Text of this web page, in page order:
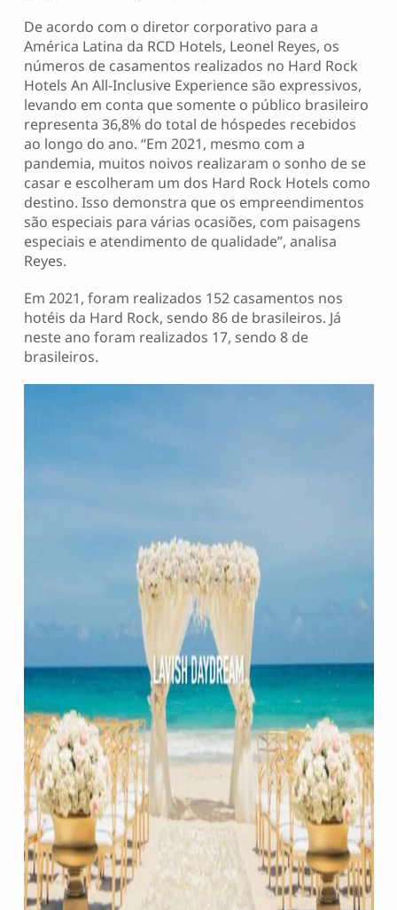
De acordo com o diretor corporativo para a
América Latina da RCD Hotels, Leonel Reyes, os
números de casamentos realizados no Hard Rock
Hotels An All-Inclusive Experience são expressivos,
levando em conta que somente o público brasileiro
representa 36,8% do total de hóspedes recebidos
ao longo do ano. “Em 2021, mesmo com a
pandemia, muitos noivos realizaram o sonho de se
casar e escolheram um dos Hard Rock Hotels como
destino. Isso demonstra que os empreendimentos
são especiais para várias ocasiões, com paisagens
especiais e atendimento de qualidade”, analisa
Reyes.
Em 2021, foram realizados 152 casamentos nos
hotéis da Hard Rock, sendo 86 de brasileiros. Já
neste ano foram realizados 17, sendo 8 de
brasileiros.